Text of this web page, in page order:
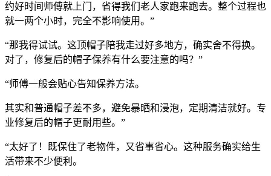
约好时间师傅就上门，省得我们老人家跑来跑去。整个过程也
就一两个小时，完全不影响使用。”
“那我得试试。这顶帽子陪我走过好多地方，确实舍不得换。
对了，修复后的帽子保养有什么要注意的吗？”
“师傅一般会贴心告知保养方法。
其实和普通帽子差不多，避免暴晒和浸泡，定期清洁就好。专
业修复后的帽子更耐用些。”
“太好了！既保住了老物件，又省事省心。这种服务确实给生
活带来不少便利。